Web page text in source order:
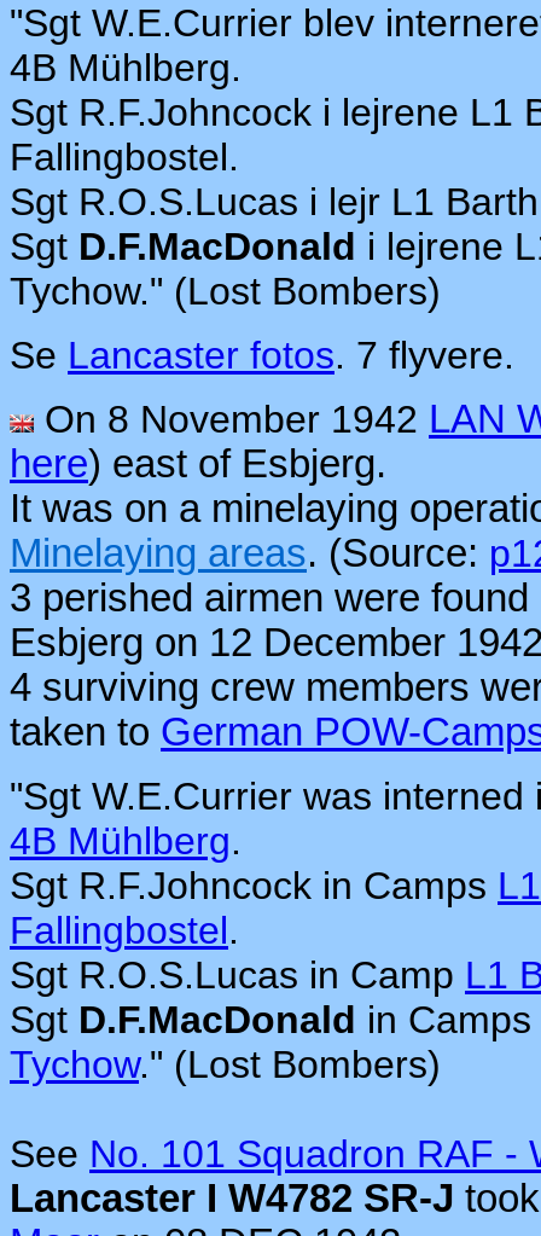
"Sgt W.E.Currier blev
4B Mühlberg.
Sgt R.F.Johncock i lejrene L1
Fallingbostel.
Sgt R.O.S.Lucas i lejr L1
Sgt D.F.MacDonald i lejrene
Tychow." (Lost Bombers)
Se Lancaster fotos. 7 flyvere.
On 8 November 1942 LAN
here) east of Esbjerg.
It was on a minelaying
Minelaying areas. (Source:
3 perished airmen were
Esbjerg on 12 December
4 surviving crew members
taken to German POW-
"Sgt W.E.Currier was
4B Mühlberg.
Sgt R.F.Johncock in Camps
Fallingbostel.
Sgt R.O.S.Lucas in Camp L1
Sgt D.F.MacDonald in Camps
Tychow." (Lost Bombers)
See No. 101 Squadron RAF -
Lancaster I W4782 SR-J